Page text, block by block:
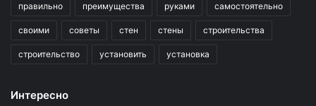
правильно преимущества руками самостоятельно
своими советы стен стены строительства
строительство установить установка
Интересно